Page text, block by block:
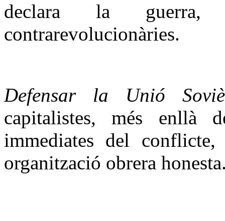
declara la guerra,
contrarevolucionàries.
Defensar la
Unió
capitalistes, més enllà
immediates del
organització obrera